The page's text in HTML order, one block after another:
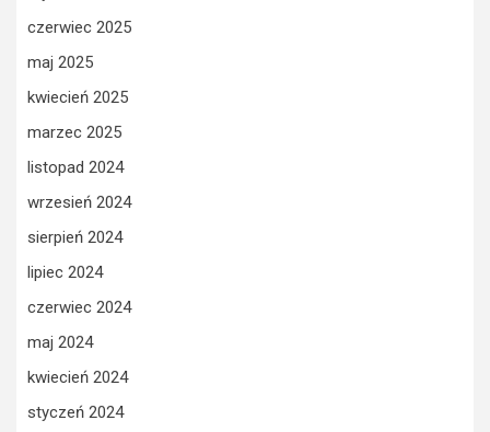
czerwiec 2025
maj 2025
kwiecień 2025
marzec 2025
listopad 2024
wrzesień 2024
sierpień 2024
lipiec 2024
czerwiec 2024
maj 2024
kwiecień 2024
styczeń 2024